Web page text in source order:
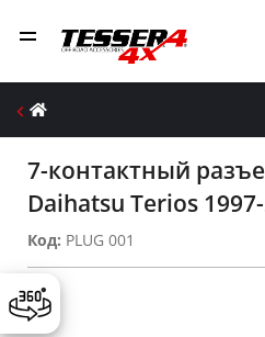
7-контактный
Daihatsu Terios
Код: PLUG 001